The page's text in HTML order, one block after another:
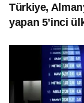
Türkiye,
yapan 5’inci